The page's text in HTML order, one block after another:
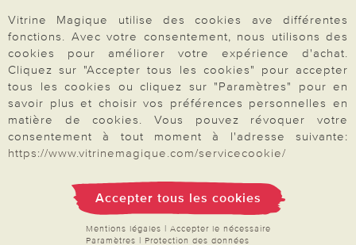
À propos de nous
Besoin d'aide?
Mentions légales|CGV|Données & liberté|Vie privée & cookies
Vitrine Magique utilise des cookies ave différentes
fonctions. Avec votre consentement, nous utilisons des
cookies pour améliorer votre expérience d'achat.
Cliquez sur "Accepter tous les cookies" pour accepter
tous les cookies ou cliquez sur "Paramètres" pour en
savoir plus et choisir vos préférences personnelles en
matière de cookies. Vous pouvez révoquer votre
consentement à tout moment à l'adresse suivante:
https://www.vitrinemagique.com/servicecookie/
Accepter tous les cookies
Mentions légales | Accepter le nécessaire
Paramètres | Protection des données